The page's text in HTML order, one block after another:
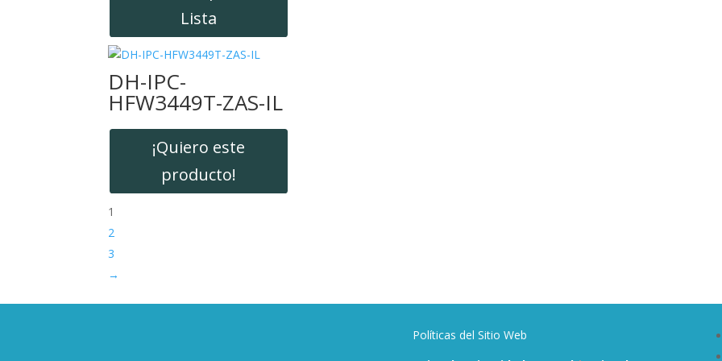
Lista
DH-IPC-
HFW3449T-ZAS-IL
¡Quiero este
producto!
1
2
3
→
Políticas del Sitio Web